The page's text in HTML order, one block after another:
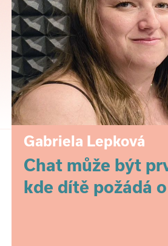
Gabriela Lepková
Chat může být
kde dítě požádá